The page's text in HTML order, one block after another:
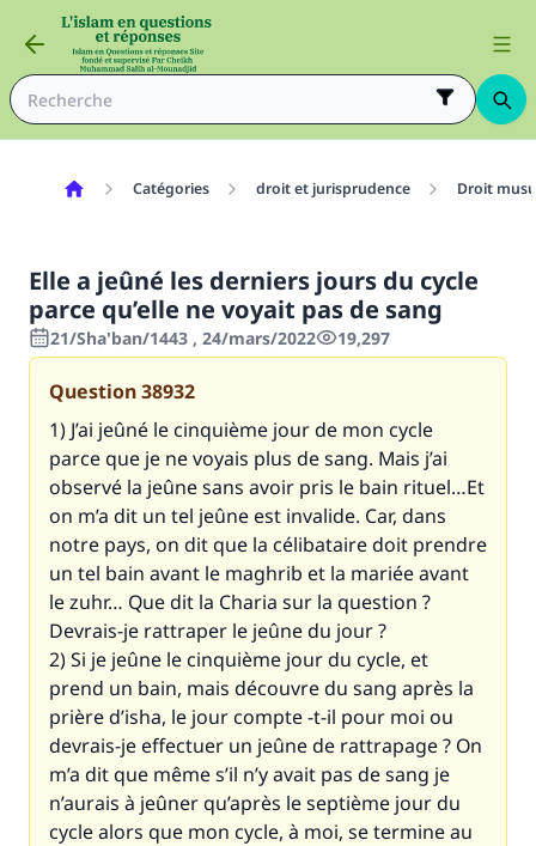
Catégories droit et jurisprudence Droit
Elle a jeûné les derniers jours du cycle
parce qu’elle ne voyait pas de sang
21/Sha'ban/1443 , 24/mars/2022 19,297
Question38932
1) J’ai jeûné le cinquième jour de mon cycle
parce que je ne voyais plus de sang. Mais j’ai
observé la jeûne sans avoir pris le bain rituel…Et
on m’a dit un tel jeûne est invalide. Car, dans
notre pays, on dit que la célibataire doit prendre
un tel bain avant le maghrib et la mariée avant
le zuhr… Que dit la Charia sur la question ?
Devrais-je rattraper le jeûne du jour ?
2) Si je jeûne le cinquième jour du cycle, et
prend un bain, mais découvre du sang après la
prière d’isha, le jour compte -t-il pour moi ou
devrais-je effectuer un jeûne de rattrapage ? On
m’a dit que même s’il n’y avait pas de sang je
n’aurais à jeûner qu’après le septième jour du
cycle alors que mon cycle, à moi, se termine au